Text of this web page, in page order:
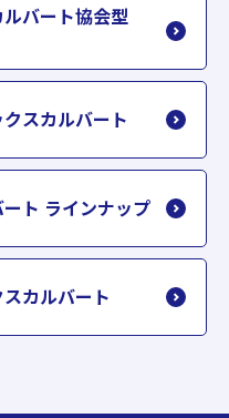
バート協会型
スカルバート
ト ラインナップ
カルバート